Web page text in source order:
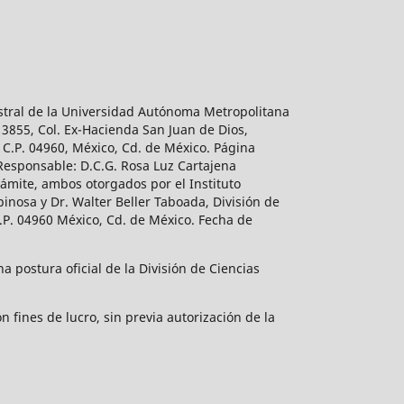
de la Universidad Autónoma Metropolitana
Col. Ex-Hacienda San Juan de Dios,
04960, México, Cd. de México. Página
D.C.G. Rosa Luz Cartajena
ambos otorgados por el Instituto
y Dr. Walter Beller Taboada, División de
04960 México, Cd. de México. Fecha de
postura oficial de la División de Ciencias
fines de lucro, sin previa autorización de la